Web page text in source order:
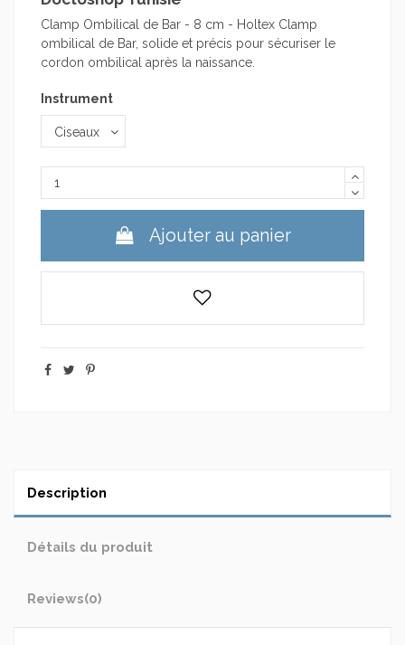
Clamp Ombilical de Bar - 8 cm - Holtex Clamp
ombilical de Bar, solide et précis pour sécuriser le
cordon ombilical après la naissance.
Instrument
Ajouter au panier
Description
Détails du produit
Reviews(0)